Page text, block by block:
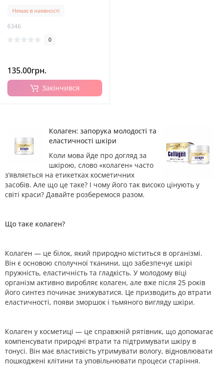
Firming Cream, 120 г
Немає в наявності
6346
0
135.00грн.
Закінчився
Колаген: запорука молодості та
еластичності шкіри
Коли мова йде про догляд за
шкірою, слово «колаген» часто
з’являється на етикетках косметичних
засобів. Але що це таке? І чому його так високо цінують у
світі краси? Давайте розберемося разом.
Що таке колаген?
Колаген — це білок, який природно міститься в організмі.
Він є основою сполучної тканини, що забезпечує шкірі
пружність, еластичність та гладкість. У молодому віці
організм активно виробляє колаген, але вже після 25 років
його синтез починає знижуватися. Це призводить до втрати
еластичності, появи зморшок і тьмяного вигляду шкіри.
Колаген у косметиці — це справжній рятівник, що допомагає
компенсувати природні втрати та підтримувати шкіру в
тонусі. Він має властивість утримувати вологу, відновлювати
пошкоджені клітини та уповільнювати процеси старіння.